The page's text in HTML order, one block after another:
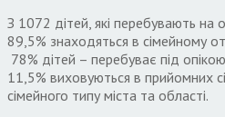
З 1072 дітей які перебувають на
89,5% знаходяться в сімейному
78% дітей – перебуває під
11,5% виховуються в прийомних
сімейного типу міста та області.